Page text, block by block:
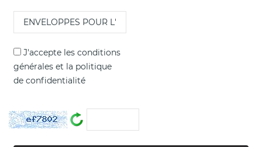
J'accepte les conditions
générales et la politique
de confidentialité